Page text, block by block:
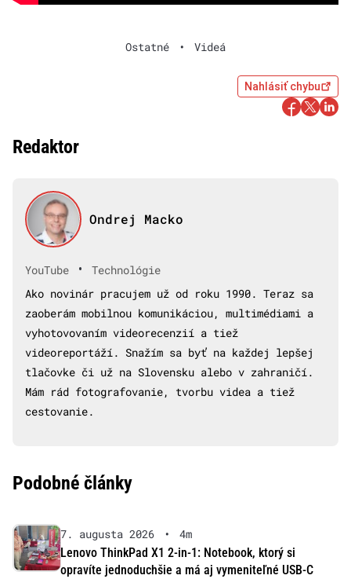
Ostatné • Videá
Nahlásiť chybu
Redaktor
Ondrej Macko
YouTube •
Technológie
Ako novinár pracujem už od roku 1990. Teraz sa
zaoberám mobilnou komunikáciou, multimédiami a
vyhotovovaním videorecenzií a tiež
videoreportáží. Snažím sa byť na každej lepšej
tlačovke či už na Slovensku alebo v zahraničí.
Mám rád fotografovanie, tvorbu videa a tiež
cestovanie.
Podobné články
7. augusta 2026 •
4m
Lenovo ThinkPad X1 2-in-1: Notebook, ktorý si
opravíte jednoduchšie a má aj vymeniteľné USB-C